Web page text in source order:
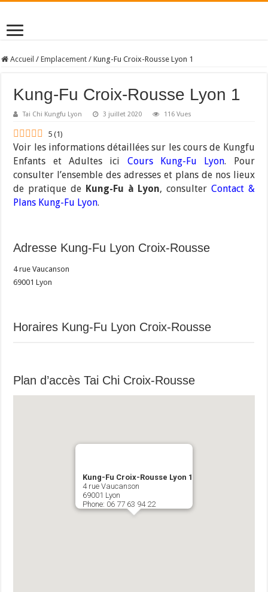
Accueil / Emplacement / Kung-Fu Croix-Rousse Lyon 1
Kung-Fu Croix-Rousse Lyon 1
Tai Chi Kungfu Lyon 3 juillet 2020 116 Vues
5 (1)
Voir les informations détaillées sur les cours de Kungfu
Enfants et Adultes ici Cours Kung-Fu Lyon. Pour
consulter l’ensemble des adresses et plans de nos lieux
de pratique de Kung-Fu à Lyon, consulter Contact &
Plans Kung-Fu Lyon.
Adresse Kung-Fu Lyon Croix-Rousse
4 rue Vaucanson
69001 Lyon
Horaires Kung-Fu Lyon Croix-Rousse
Plan d’accès Tai Chi Croix-Rousse
Kung-Fu Croix-Rousse Lyon 1
4 rue Vaucanson
69001 Lyon
Phone: 06 77 63 94 22